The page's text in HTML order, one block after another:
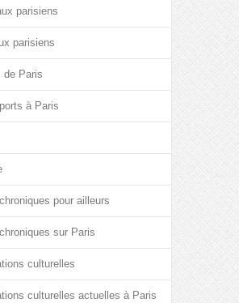
parisiens
parisiens
de Paris
à Paris
pour ailleurs
sur Paris
culturelles
culturelles actuelles à Paris